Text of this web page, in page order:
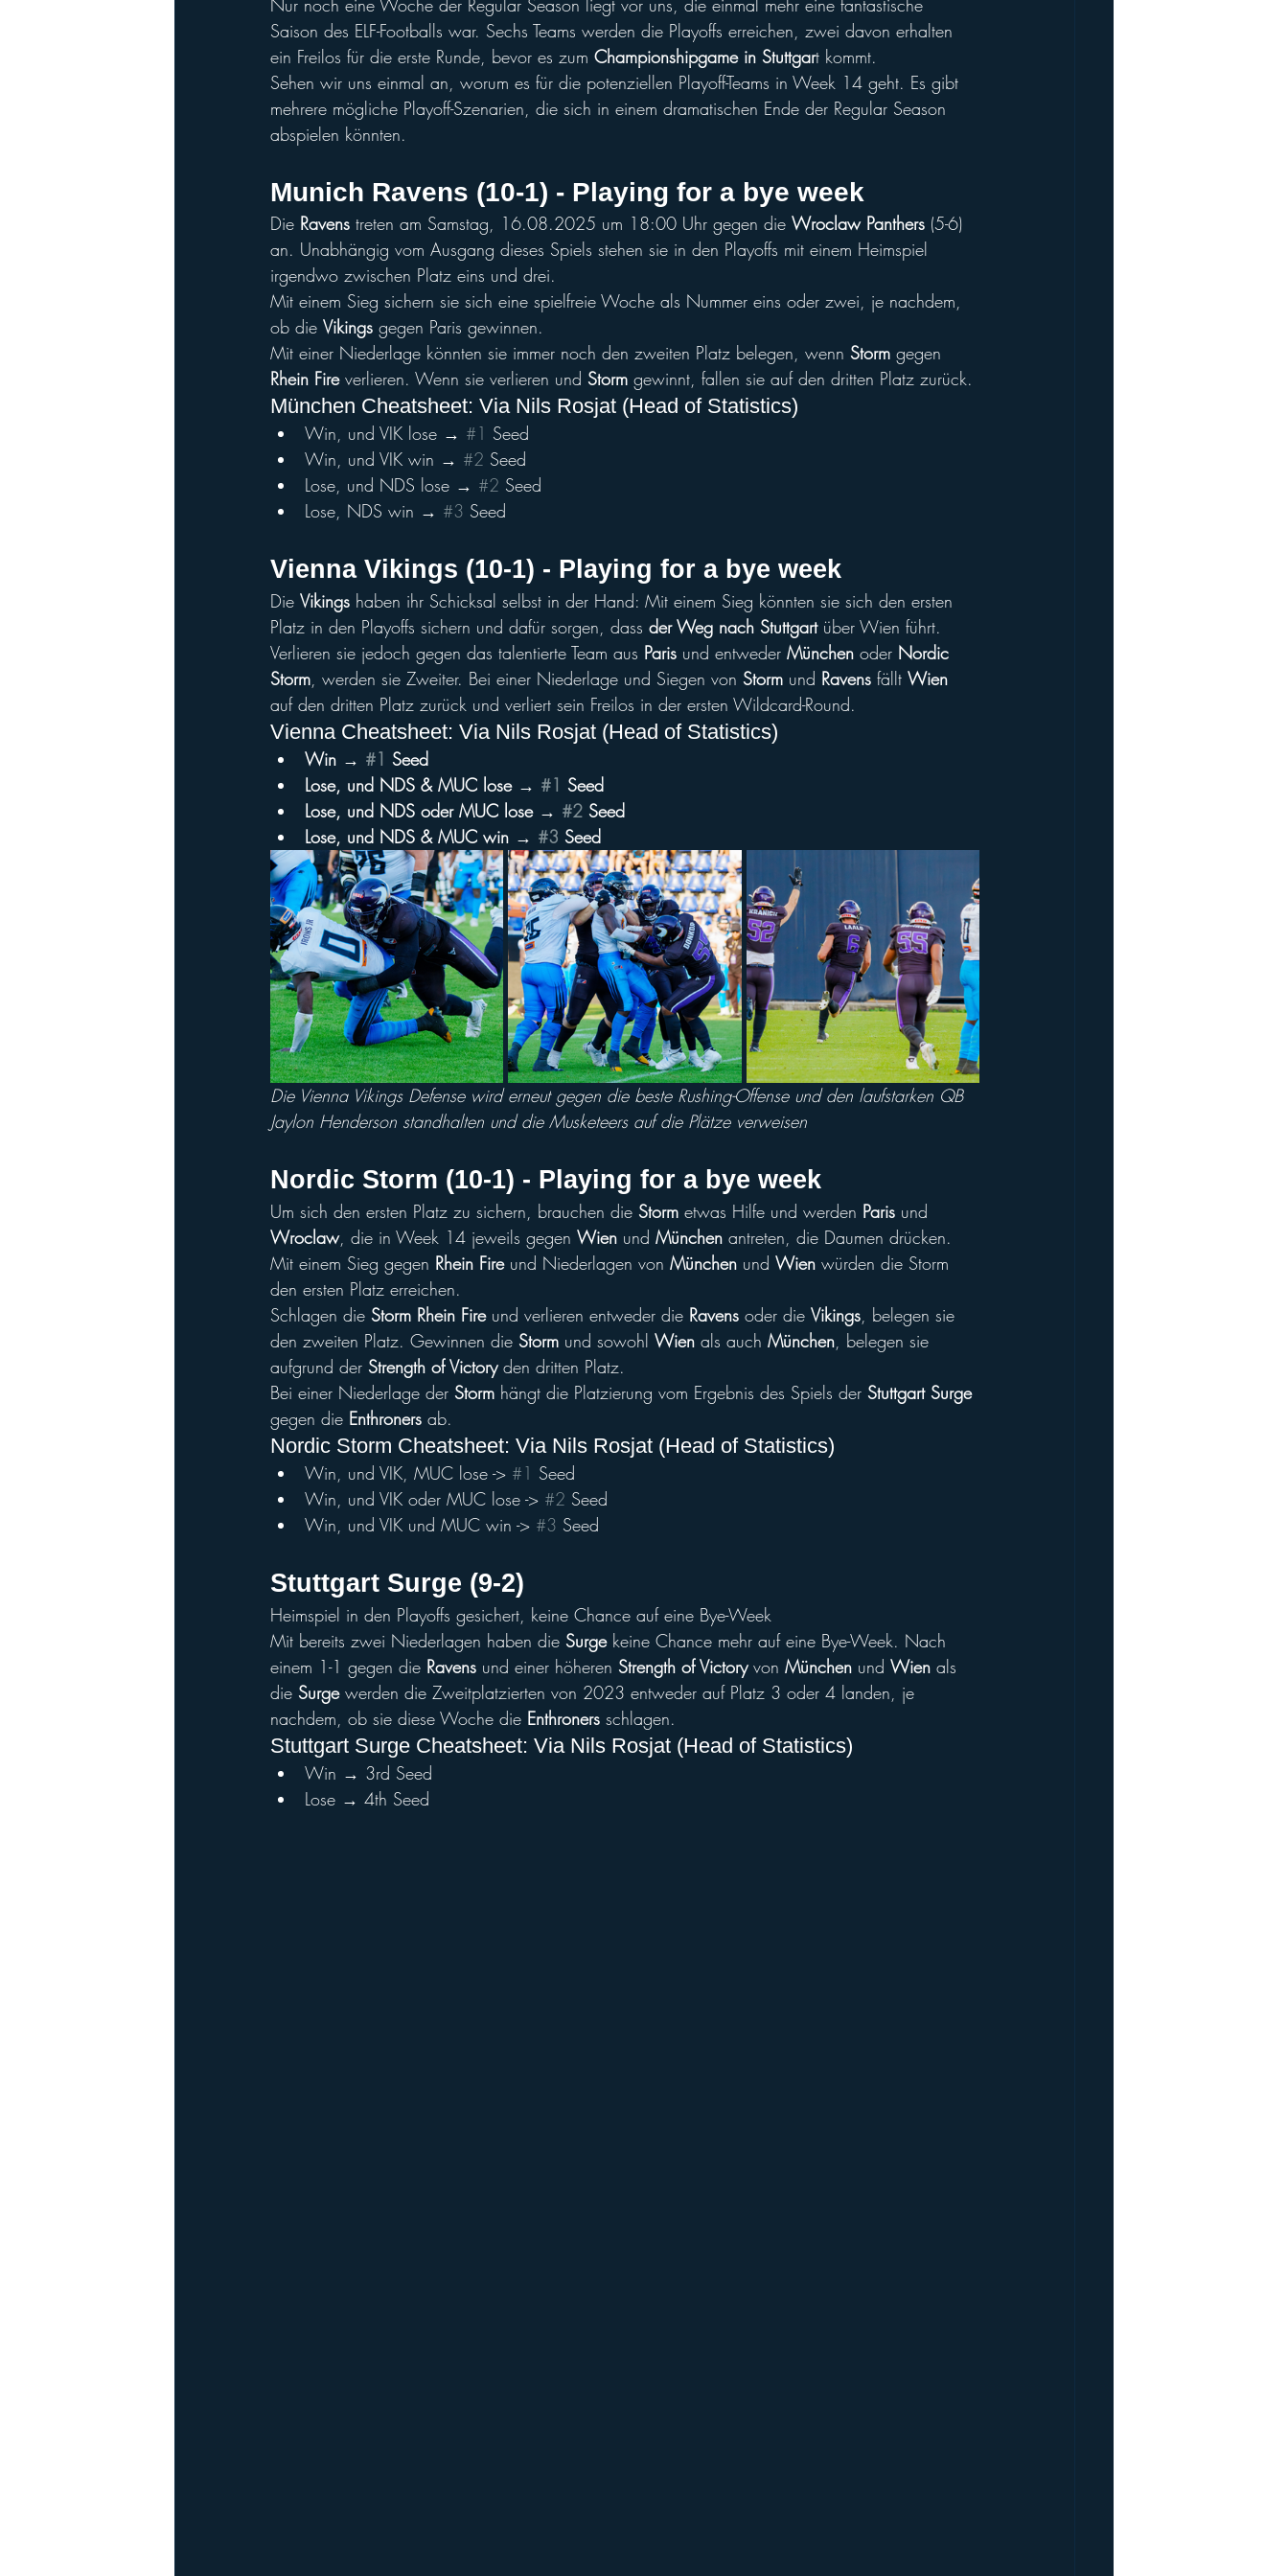
Nur noch eine Woche der Regular Season liegt vor uns, die einmal mehr eine fantastische
Saison des ELF-Footballs war. Sechs Teams werden die Playoffs erreichen, zwei davon erhalten
ein Freilos für die erste Runde, bevor es zum Championshipgame in Stuttgart kommt.
Sehen wir uns einmal an, worum es für die potenziellen Playoff-Teams in Week 14 geht. Es gibt
mehrere mögliche Playoff-Szenarien, die sich in einem dramatischen Ende der Regular Season
abspielen könnten.
Munich Ravens (10-1) - Playing for a bye week
Die Ravens treten am Samstag, 16.08.2025 um 18:00 Uhr gegen die Wroclaw Panthers (5-6)
an. Unabhängig vom Ausgang dieses Spiels stehen sie in den Playoffs mit einem Heimspiel
irgendwo zwischen Platz eins und drei.
Mit einem Sieg sichern sie sich eine spielfreie Woche als Nummer eins oder zwei, je nachdem,
ob die Vikings gegen Paris gewinnen.
Mit einer Niederlage könnten sie immer noch den zweiten Platz belegen, wenn Storm gegen
Rhein Fire verlieren. Wenn sie verlieren und Storm gewinnt, fallen sie auf den dritten Platz zurück.
München Cheatsheet: Via Nils Rosjat (Head of Statistics)
Win, und VIK lose → #1 Seed
Win, und VIK win → #2 Seed
Lose, und NDS lose → #2 Seed
Lose, NDS win → #3 Seed
Vienna Vikings (10-1) - Playing for a bye week
Die Vikings haben ihr Schicksal selbst in der Hand: Mit einem Sieg könnten sie sich den ersten
Platz in den Playoffs sichern und dafür sorgen, dass der Weg nach Stuttgart über Wien führt.
Verlieren sie jedoch gegen das talentierte Team aus Paris und entweder München oder Nordic
Storm, werden sie Zweiter. Bei einer Niederlage und Siegen von Storm und Ravens fällt Wien
auf den dritten Platz zurück und verliert sein Freilos in der ersten Wildcard-Round.
Vienna Cheatsheet: Via Nils Rosjat (Head of Statistics)
Win → #1 Seed
Lose, und NDS & MUC lose → #1 Seed
Lose, und NDS oder MUC lose → #2 Seed
Lose, und NDS & MUC win → #3 Seed
Die Vienna Vikings Defense wird erneut gegen die beste Rushing-Offense und den laufstarken QB
Jaylon Henderson standhalten und die Musketeers auf die Plätze verweisen
Nordic Storm (10-1) - Playing for a bye week
Um sich den ersten Platz zu sichern, brauchen die Storm etwas Hilfe und werden Paris und
Wroclaw, die in Week 14 jeweils gegen Wien und München antreten, die Daumen drücken.
Mit einem Sieg gegen Rhein Fire und Niederlagen von München und Wien würden die Storm
den ersten Platz erreichen.
Schlagen die Storm Rhein Fire und verlieren entweder die Ravens oder die Vikings, belegen sie
den zweiten Platz. Gewinnen die Storm und sowohl Wien als auch München, belegen sie
aufgrund der Strength of Victory den dritten Platz.
Bei einer Niederlage der Storm hängt die Platzierung vom Ergebnis des Spiels der Stuttgart Surge
gegen die Enthroners ab.
Nordic Storm Cheatsheet: Via Nils Rosjat (Head of Statistics)
Win, und VIK, MUC lose -> #1 Seed
Win, und VIK oder MUC lose -> #2 Seed
Win, und VIK und MUC win -> #3 Seed
Stuttgart Surge (9-2)
Heimspiel in den Playoffs gesichert, keine Chance auf eine Bye-Week
Mit bereits zwei Niederlagen haben die Surge keine Chance mehr auf eine Bye-Week. Nach
einem 1-1 gegen die Ravens und einer höheren Strength of Victory von München und Wien als
die Surge werden die Zweitplatzierten von 2023 entweder auf Platz 3 oder 4 landen, je
nachdem, ob sie diese Woche die Enthroners schlagen.
Stuttgart Surge Cheatsheet: Via Nils Rosjat (Head of Statistics)
Win → 3rd Seed
Lose → 4th Seed